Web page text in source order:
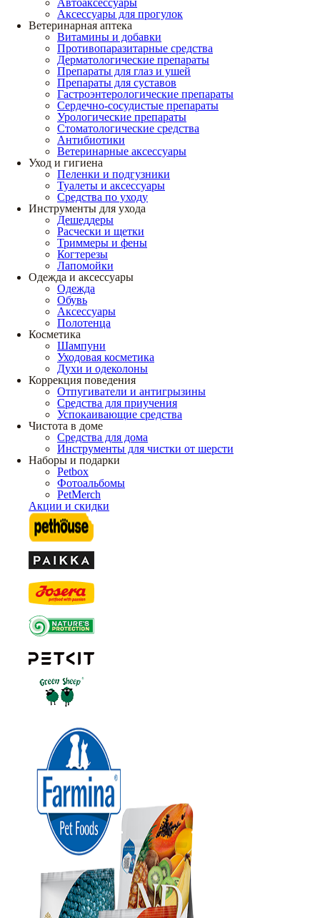
Автоаксессуары
Аксессуары для прогулок
Ветеринарная аптека
Витамины и добавки
Противопаразитарные средства
Дерматологические препараты
Препараты для глаз и ушей
Препараты для суставов
Гастроэнтерологические препараты
Сердечно-сосудистые препараты
Урологические препараты
Стоматологические средства
Антибиотики
Ветеринарные аксессуары
Уход и гигиена
Пеленки и подгузники
Туалеты и аксессуары
Средства по уходу
Инструменты для ухода
Дешеддеры
Расчески и щетки
Триммеры и фены
Когтерезы
Лапомойки
Одежда и аксессуары
Одежда
Обувь
Аксессуары
Полотенца
Косметика
Шампуни
Уходовая косметика
Духи и одеколоны
Коррекция поведения
Отпугиватели и антигрызины
Средства для приучения
Успокаивающие средства
Чистота в доме
Средства для дома
Инструменты для чистки от шерсти
Наборы и подарки
Petbox
Фотоальбомы
PetMerch
Акции и скидки